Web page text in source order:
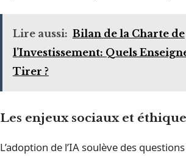
Lire aussi: Bilan de la Charte de
l’Investissement: Quels
Tirer ?
Les enjeux sociaux et
L’adoption de l’IA soulève des